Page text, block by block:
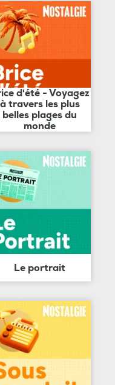
d'été - Voyagez
à travers les plus
belles plages du
monde
Le portrait